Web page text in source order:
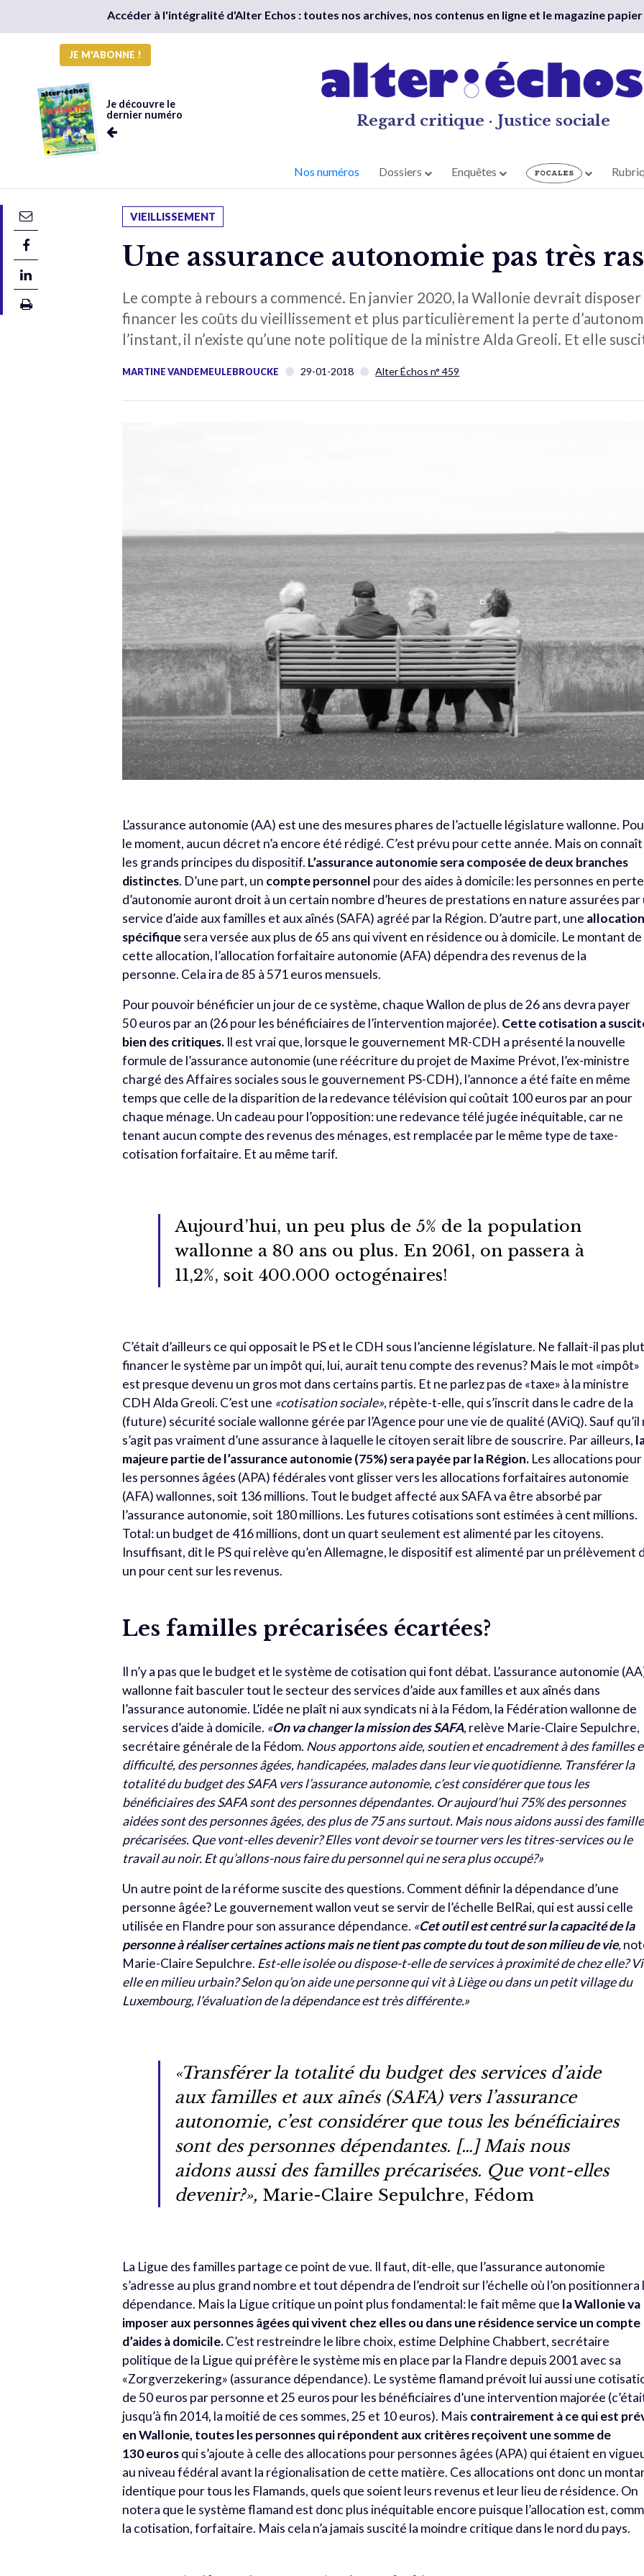
Accéder à l'intégralité d'Alter Echos : toutes nos archives, nos contenus en ligne et le magazine
JE M'ABONNE !
Je découvre le
dernier numéro
Regard critique · Justice sociale
Nos numéros Dossiers Enquêtes
VIEILLISSEMENT
Une assurance autonomie pas très
Le compte à rebours a commencé. En janvier 2020, la Wallonie devrait disposer
financer les coûts du vieillissement et plus particulièrement la perte
l’instant, il n’existe qu’une note politique de la ministre Alda Greoli. Et elle
MARTINE VANDEMEULEBROUCKE 29-01-2018 Alter Échos n° 459
L’assurance autonomie (AA) est une des mesures phares de l’actuelle législature wallonne.
le moment, aucun décret n’a encore été rédigé. C’est prévu pour cette année. Mais on connaît
les grands principes du dispositif. L’assurance autonomie sera composée de deux branches
distinctes. D’une part, un compte personnel pour des aides à domicile: les personnes en perte
d’autonomie auront droit à un certain nombre d’heures de prestations en nature assurées par
service d’aide aux familles et aux aînés (SAFA) agréé par la Région. D’autre part, une
spécifiquesera versée aux plus de 65 ans qui vivent en résidence ou à domicile. Le montant de
cette allocation, l’allocation forfaitaire autonomie (AFA) dépendra des revenus de la
personne. Cela ira de 85 à 571 euros mensuels.
Pour pouvoir bénéficier un jour de ce système, chaque Wallon de plus de 26 ans devra payer
50 euros par an (26 pour les bénéficiaires de l’intervention majorée). Cette cotisation a
bien des critiques. Il est vrai que, lorsque le gouvernement MR-CDH a présenté la nouvelle
formule de l’assurance autonomie (une réécriture du projet de Maxime Prévot, l’ex-ministre
chargé des Affaires sociales sous le gouvernement PS-CDH), l’annonce a été faite en même
temps que celle de la disparition de la redevance télévision qui coûtait 100 euros par an pour
chaque ménage. Un cadeau pour l’opposition: une redevance télé jugée inéquitable, car ne
tenant aucun compte des revenus des ménages, est remplacée par le même type de taxe-
cotisation forfaitaire. Et au même tarif.
Aujourd’hui, un peu plus de 5% de la population
wallonne a 80 ans ou plus. En 2061, on passera à
11,2%, soit 400.000 octogénaires!
C’était d’ailleurs ce qui opposait le PS et le CDH sous l’ancienne législature. Ne fallait-il pas
financer le système par un impôt qui, lui, aurait tenu compte des revenus? Mais le mot «impôt»
est presque devenu un gros mot dans certains partis. Et ne parlez pas de «taxe» à la ministre
CDH Alda Greoli. C’est une «cotisation sociale», répète-t-elle, qui s’inscrit dans le cadre de la
(future) sécurité sociale wallonne gérée par l’Agence pour une vie de qualité (AViQ). Sauf qu’il
s’agit pas vraiment d’une assurance à laquelle le citoyen serait libre de souscrire. Par ailleurs,
majeure partie de l’assurance autonomie (75%) sera payée par la Région. Les allocations pour
les personnes âgées (APA) fédérales vont glisser vers les allocations forfaitaires autonomie
(AFA) wallonnes, soit 136 millions. Tout le budget affecté aux SAFA va être absorbé par
l’assurance autonomie, soit 180 millions. Les futures cotisations sont estimées à cent millions.
Total: un budget de 416 millions, dont un quart seulement est alimenté par les citoyens.
Insuffisant, dit le PS qui relève qu’en Allemagne, le dispositif est alimenté par un prélèvement
un pour cent sur les revenus.
Les familles précarisées écartées?
Il n’y a pas que le budget et le système de cotisation qui font débat. L’assurance autonomie
wallonne fait basculer tout le secteur des services d’aide aux familles et aux aînés dans
l’assurance autonomie. L’idée ne plaît ni aux syndicats ni à la Fédom, la Fédération wallonne de
services d’aide à domicile. «On va changer la mission des SAFA,relève Marie-Claire Sepulchre,
secrétaire générale de la Fédom. Nous apportons aide, soutien et encadrement à des familles
difficulté, des personnes âgées, handicapées, malades dans leur vie quotidienne. Transférer la
totalité du budget des SAFA vers l’assurance autonomie, c’est considérer que tous les
bénéficiaires des SAFA sont des personnes dépendantes. Or aujourd’hui 75% des personnes
aidées sont des personnes âgées, des plus de 75 ans surtout. Mais nous aidons aussi des
précarisées. Que vont-elles devenir? Elles vont devoir se tourner vers les titres-services ou le
travail au noir. Et qu’allons-nous faire du personnel qui ne sera plus occupé?»
Un autre point de la réforme suscite des questions. Comment définir la dépendance d’une
personne âgée? Le gouvernement wallon veut se servir de l’échelle BelRai, qui est aussi celle
utilisée en Flandre pour son assurance dépendance. «Cet outil est centré sur la capacité de la
personne à réaliser certaines actions mais ne tient pas compte du tout de son milieu de vie,
Marie-Claire Sepulchre. Est-elle isolée ou dispose-t-elle de services à proximité de chez elle?
elle en milieu urbain? Selon qu’on aide une personne qui vit à Liège ou dans un petit village du
Luxembourg, l’évaluation de la dépendance est très différente.»
«Transférer la totalité du budget des services d’aide
aux familles et aux aînés (SAFA) vers l’assurance
autonomie, c’est considérer que tous les bénéficiaires
sont des personnes dépendantes. […] Mais nous
aidons aussi des familles précarisées. Que vont-elles
devenir?», Marie-Claire Sepulchre, Fédom
La Ligue des familles partage ce point de vue. Il faut, dit-elle, que l’assurance autonomie
s’adresse au plus grand nombre et tout dépendra de l’endroit sur l’échelle où l’on positionnera
dépendance. Mais la Ligue critique un point plus fondamental: le fait même que la Wallonie va
imposer aux personnes âgées qui vivent chez elles ou dans une résidence service un compte
d’aides à domicile.C’est restreindre le libre choix, estime Delphine Chabbert, secrétaire
politique de la Ligue qui préfère le système mis en place par la Flandre depuis 2001 avec sa
«Zorgverzekering» (assurance dépendance). Le système flamand prévoit lui aussi une
de 50 euros par personne et 25 euros pour les bénéficiaires d’une intervention majorée
jusqu’à fin 2014, la moitié de ces sommes, 25 et 10 euros). Mais contrairement à ce qui est
en Wallonie, toutes les personnes qui répondent aux critères reçoivent une somme de
130 eurosqui s’ajoute à celle des allocations pour personnes âgées (APA) qui étaient en
au niveau fédéral avant la régionalisation de cette matière. Ces allocations ont donc un
identique pour tous les Flamands, quels que soient leurs revenus et leur lieu de résidence. On
notera que le système flamand est donc plus inéquitable encore puisque l’allocation est,
la cotisation, forfaitaire. Mais cela n’a jamais suscité la moindre critique dans le nord du pays.